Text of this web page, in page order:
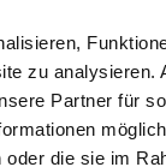
zu analysieren.
Partner für
die sie im
Einkauf